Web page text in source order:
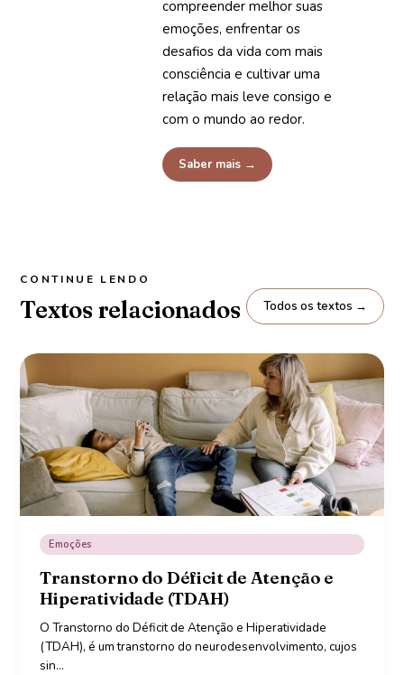
compreender melhor suas
emoções, enfrentar os
desafios da vida com mais
consciência e cultivar uma
relação mais leve consigo e
com o mundo ao redor.
Saber mais →
CONTINUE LENDO
Textos relacionados Todos os textos →
Emoções
Transtorno do Déficit de Atenção e
Hiperatividade (TDAH)
O Transtorno do Déficit de Atenção e Hiperatividade
(TDAH), é um transtorno do neurodesenvolvimento, cujos
sin…